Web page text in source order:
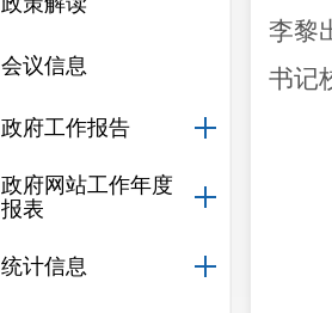
会议信息
政府工作报告
政府网站工作年度
报表
统计信息
李黎
书记